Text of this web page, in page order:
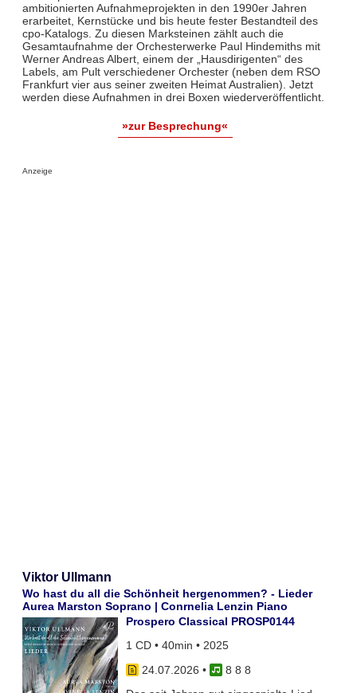
ambitionierten Aufnahmeprojekten in den 1990er Jahren
erarbeitet, Kernstücke und bis heute fester Bestandteil des
cpo-Katalogs. Zu diesen Marksteinen zählt auch die
Gesamtaufnahme der Orchesterwerke Paul Hindemiths mit
Werner Andreas Albert, einem der „Hausdirigenten“ des
Labels, am Pult verschiedener Orchester (neben dem RSO
Frankfurt vier aus seiner zweiten Heimat Australien). Jetzt
werden diese Aufnahmen in drei Boxen wiederveröffentlicht.
»zur Besprechung«
Anzeige
Viktor Ullmann
Wo hast du all die Schönheit hergenommen? - Lieder
Aurea Marston Soprano | Conrnelia Lenzin Piano
Prospero Classical PROSP0144
1 CD • 40min • 2025
24.07.2026 •
8 8 8